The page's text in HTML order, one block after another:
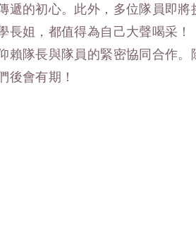
的初心。此外，多位隊員即將
姐，都值得為自己大聲喝采！
隊長與隊員的緊密協同合作。
後會有期！